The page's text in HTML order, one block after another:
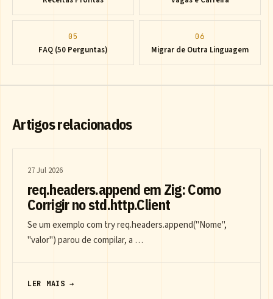
05
FAQ (50 Perguntas)
06
Migrar de Outra Linguagem
Artigos relacionados
27 Jul 2026
req.headers.append em Zig: Como
Corrigir no std.http.Client
Se um exemplo com try req.headers.append("Nome",
"valor") parou de compilar, a …
LER MAIS →